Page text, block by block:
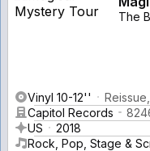
The
Vinyl 10-12''
Capitol Records
US
2018
Rock, Pop, Stage &